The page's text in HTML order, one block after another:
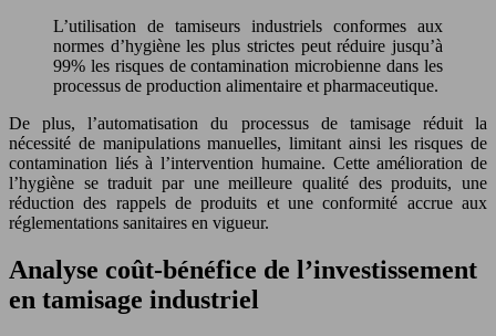
L’utilisation de tamiseurs industriels conformes aux
normes d’hygiène les plus strictes peut réduire jusqu’à
99% les risques de contamination microbienne dans les
processus de production alimentaire et pharmaceutique.
De plus, l’automatisation du processus de tamisage réduit la
nécessité de manipulations manuelles, limitant ainsi les risques de
contamination liés à l’intervention humaine. Cette amélioration de
l’hygiène se traduit par une meilleure qualité des produits, une
réduction des rappels de produits et une conformité accrue aux
réglementations sanitaires en vigueur.
Analyse coût-bénéfice de l’investissement
en tamisage industriel